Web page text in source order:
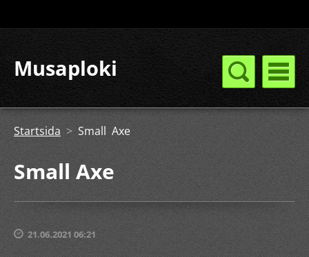
Musaploki
Startsida > Small Axe
Small Axe
21.06.2021 06:21